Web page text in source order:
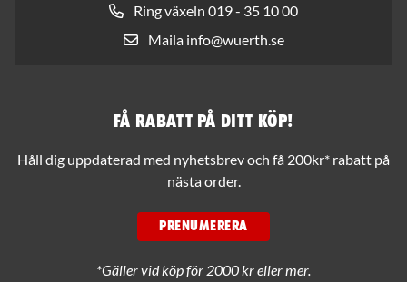
Ring växeln 019 - 35 10 00
Maila info@wuerth.se
Få rabatt på ditt köp!
Håll dig uppdaterad med nyhetsbrev och få 200kr* rabatt på
nästa order.
PRENUMERERA
*Gäller vid köp för 2000 kr eller mer.